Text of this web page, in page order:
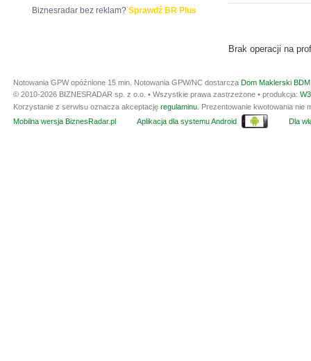
Brak operacji na
Biznesradar bez reklam? Sprawdź BR Plus
Notowania GPW opóźnione 15 min. Notowania GPW/NC dostarcza Dom Maklerski
© 2010-2026 BIZNESRADAR sp. z o.o. • Wszystkie prawa zastrzeżone • produkcja:
Korzystanie z serwisu oznacza akceptację regulaminu . Prezentowanie kwotowania
Mobilna wersja BiznesRadar.pl
Aplikacja dla systemu Android Dla